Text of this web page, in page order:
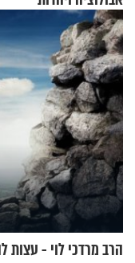
הרב מרדכי לוי - עצות